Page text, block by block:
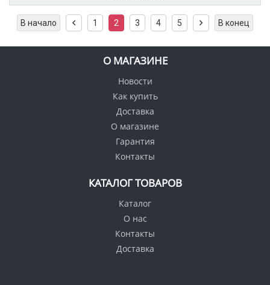
В начало 1 2 3 4 5 В конец
О МАГАЗИНЕ
Новости
Как купить
Доставка
О магазине
Гарантия
Контакты
КАТАЛОГ ТОВАРОВ
Каталог
О нас
Контакты
Доставка